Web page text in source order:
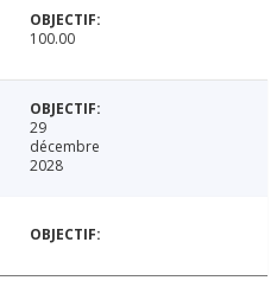
100.00
29
décembre
2028